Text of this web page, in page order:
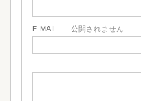
E-MAIL - 公開されません -